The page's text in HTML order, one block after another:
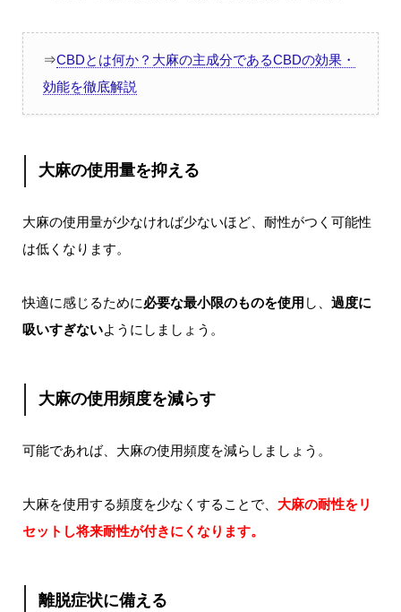
⇒CBDとは何か？大麻の主成分であるCBDの効果・
効能を徹底解説
大麻の使用量を抑える
大麻の使用量が少なければ少ないほど、耐性がつく可能性
は低くなります。
快適に感じるために必要な最小限のものを使用 し、 過度に
吸いすぎないようにしましょう。
大麻の使用頻度を減らす
可能であれば、大麻の使用頻度を減らしましょう。
大麻を使用する頻度を少なくすることで、 大麻の耐性をリ
セットし将来耐性が付きにくなります。
離脱症状に備える